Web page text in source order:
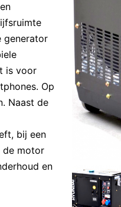
generator
is voor
Op
Naast de
bij een
de motor
en